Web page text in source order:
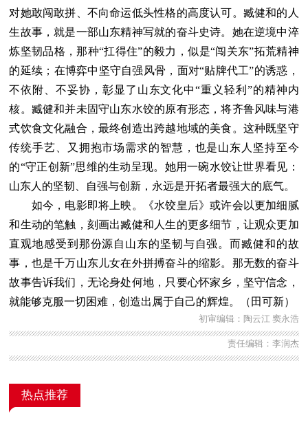
对她敢闯敢拼、不向命运低头性格的高度认可。臧健和的人
生故事，就是一部山东精神写就的奋斗史诗。她在逆境中淬
炼坚韧品格，那种“扛得住”的毅力，似是“闯关东”拓荒精神
的延续；在博弈中坚守自强风骨，面对“贴牌代工”的诱惑，
不依附、不妥协，彰显了山东文化中“重义轻利”的精神内
核。臧健和并未固守山东水饺的原有形态，将齐鲁风味与港
式饮食文化融合，最终创造出跨越地域的美食。这种既坚守
传统手艺、又拥抱市场需求的智慧，也是山东人坚持至今
的“守正创新”思维的生动呈现。她用一碗水饺让世界看见：
山东人的坚韧、自强与创新，永远是开拓者最强大的底气。
如今，电影即将上映。《水饺皇后》或许会以更加细腻
和生动的笔触，刻画出臧健和人生的更多细节，让观众更加
直观地感受到那份源自山东的坚韧与自强。而臧健和的故
事，也是千万山东儿女在外拼搏奋斗的缩影。那无数的奋斗
故事告诉我们，无论身处何地，只要心怀家乡，坚守信念，
就能够克服一切困难，创造出属于自己的辉煌。（田可新）
初审编辑：陶云江 窦永浩
责任编辑：李润杰
热点推荐